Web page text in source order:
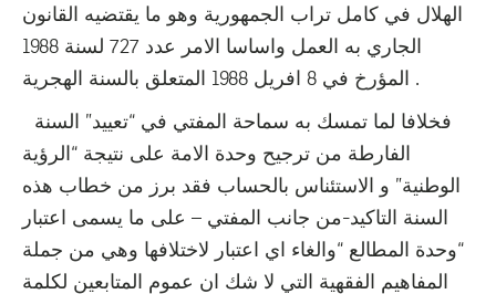
الهلال في كامل تراب الجمهورية وهو ما يقتضيه القانون
الجاري به العمل واساسا الامر عدد 727 لسنة 1988
المؤرخ في 8 افريل 1988 المتعلق بالسنة الهجرية .
الفارطة من ترجيح وحدة الامة على نتيجة “الرؤية
الوطنية” و الاستئناس بالحساب فقد برز من خطاب هذه
السنة التاكيد-من جانب المفتي – على ما يسمى اعتبار
“وحدة المطالع “والغاء اي اعتبار لاختلافها وهي من جملة
المفاهيم الفقهية التي لا شك ان عموم المتابعين لكلمة